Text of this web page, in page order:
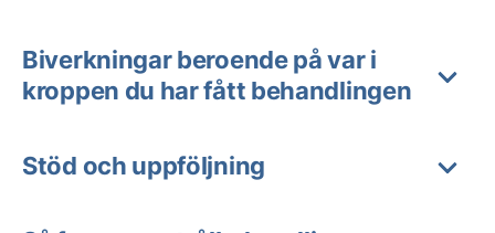
Biverkningar beroende på var i
kroppen du har fått behandlingen
Stöd och uppföljning